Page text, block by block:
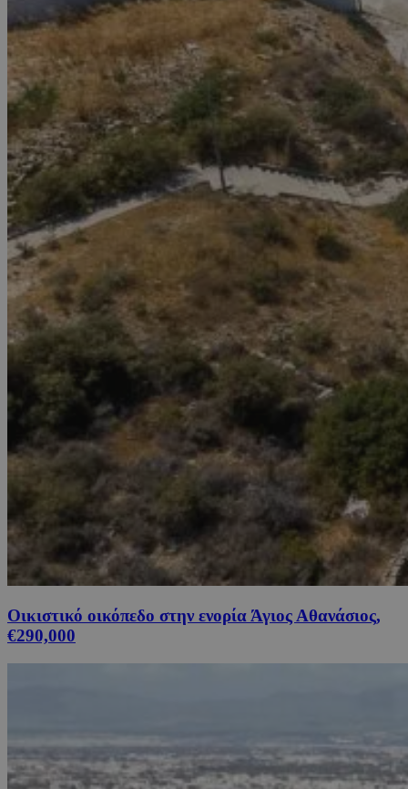
Οικιστικό οικόπεδο στην ενορία Άγιος Αθανάσιος,
€290,000